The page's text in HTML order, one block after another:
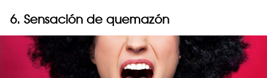
6. Sensación de quemazón